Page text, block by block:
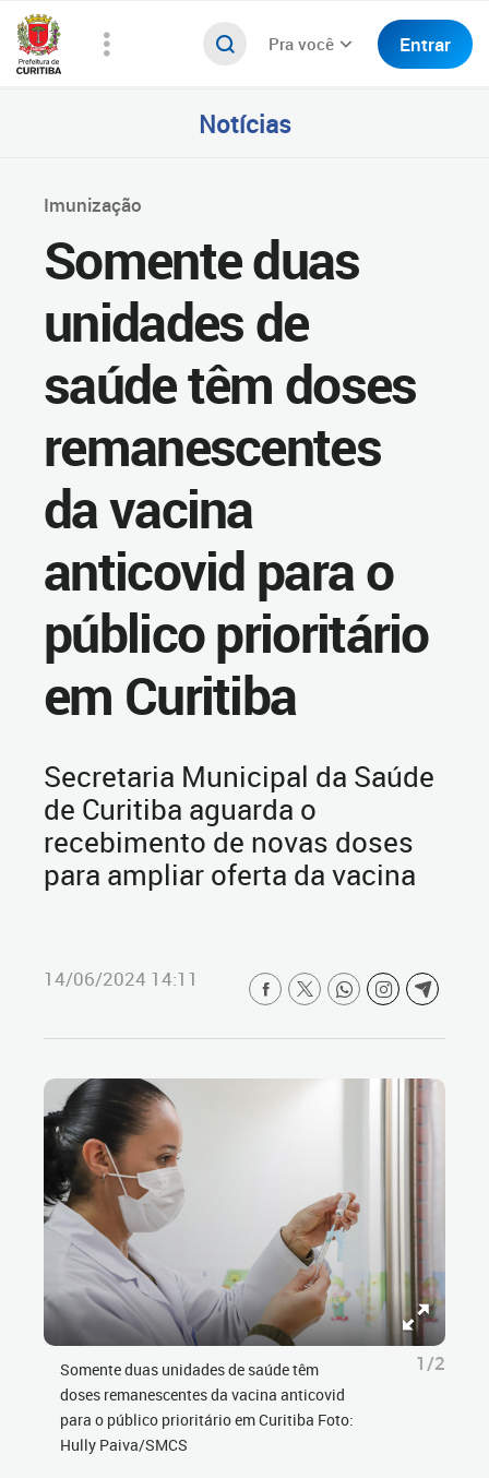
Pra você Entrar
Notícias
Imunização
Somente duas
unidades de
saúde têm doses
remanescentes
da vacina
anticovid para o
público prioritário
em Curitiba
Secretaria Municipal da Saúde
de Curitiba aguarda o
recebimento de novas doses
para ampliar oferta da vacina
14/06/2024 14:11
Somente duas unidades de saúde têm
doses remanescentes da vacina anticovid
para o público prioritário em Curitiba Foto:
Hully Paiva/SMCS
1/2